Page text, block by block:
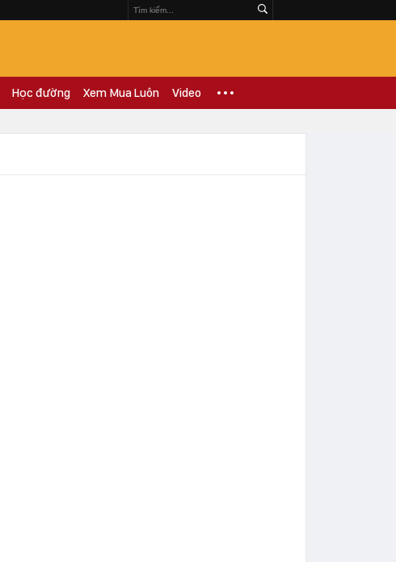
Học đường Xem Mua Luôn Video